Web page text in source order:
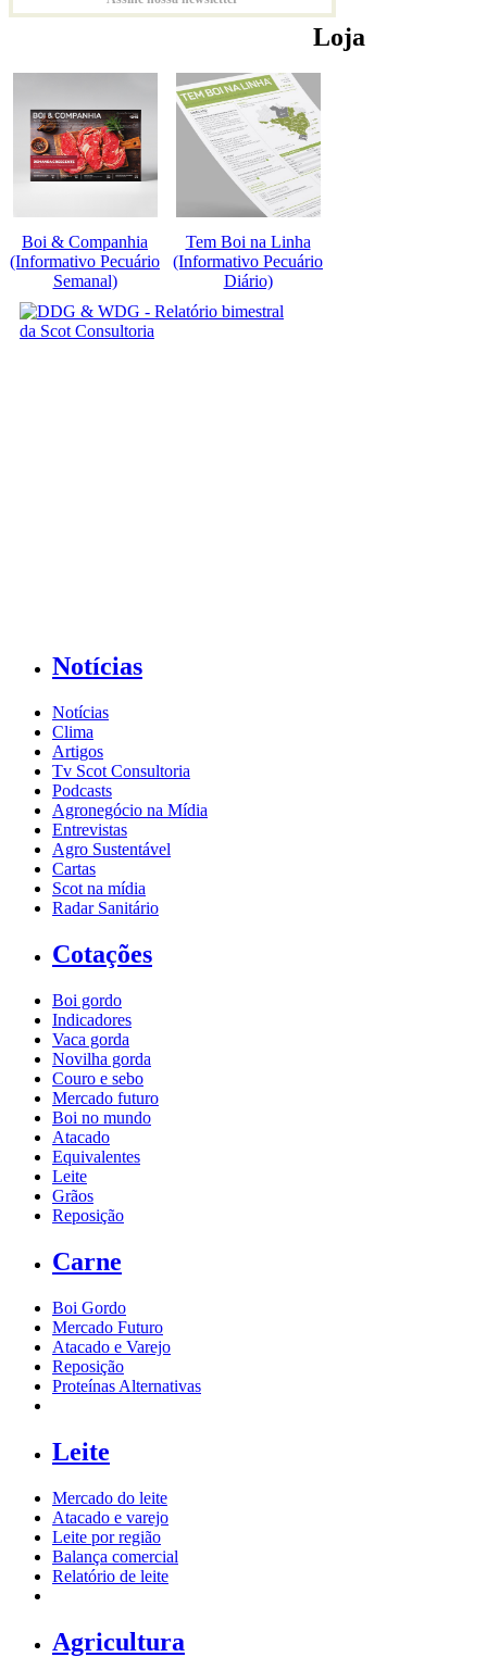
Loja
Boi & Companhia
(Informativo Pecuário
Semanal)
Tem Boi na Linha
(Informativo Pecuário
Diário)
Notícias
Notícias
Clima
Artigos
Tv Scot Consultoria
Podcasts
Agronegócio na Mídia
Entrevistas
Agro Sustentável
Cartas
Scot na mídia
Radar Sanitário
Cotações
Boi gordo
Indicadores
Vaca gorda
Novilha gorda
Couro e sebo
Mercado futuro
Boi no mundo
Atacado
Equivalentes
Leite
Grãos
Reposição
Carne
Boi Gordo
Mercado Futuro
Atacado e Varejo
Reposição
Proteínas Alternativas
Leite
Mercado do leite
Atacado e varejo
Leite por região
Balança comercial
Relatório de leite
Agricultura